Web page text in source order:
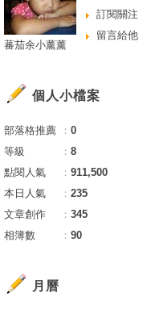
訂閱關注
留言給他
蕃茄余小薰薰
個人小檔案
部落格推薦 ： 0
等級
： 8
點閱人氣
： 911,500
本日人氣
： 235
文章創作
： 345
相簿數
： 90
月曆